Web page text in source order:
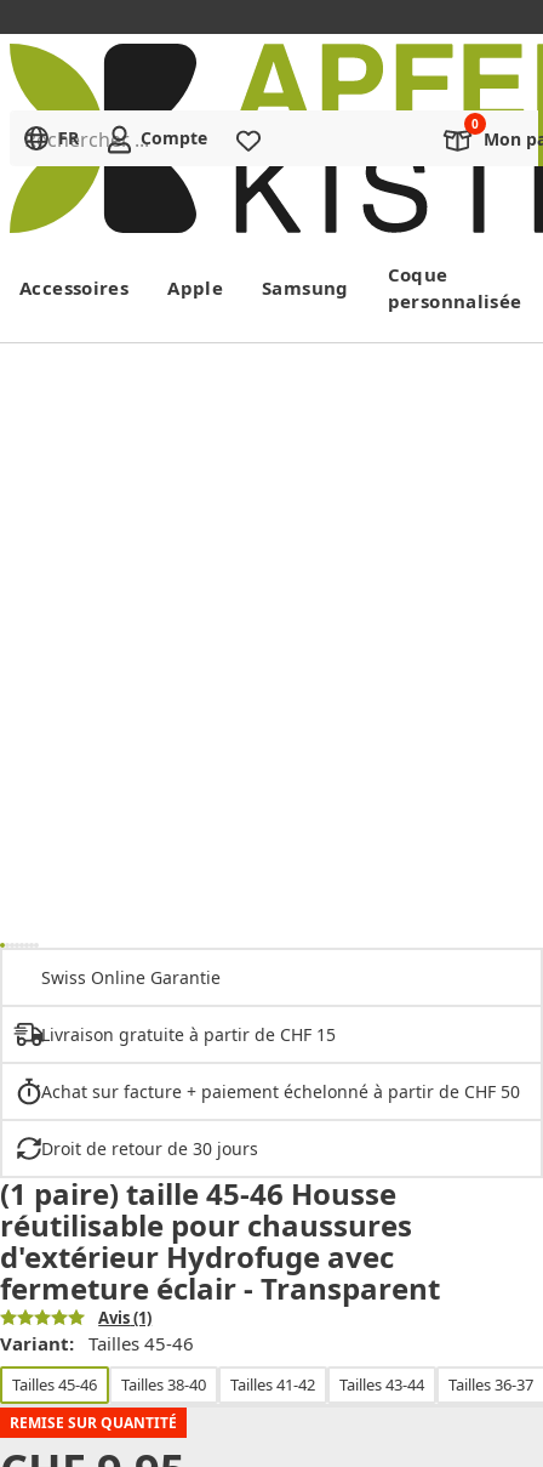
Menu
Rechercher ...
FR Compte Mon
Accessoires Apple Samsung
Coque
personnalisée
Swiss Online Garantie
Livraison gratuite à partir de CHF 15
Achat sur facture + paiement échelonné à partir de CHF 50
Droit de retour de 30 jours
(1 paire) taille 45-46 Housse
réutilisable pour chaussures
d'extérieur Hydrofuge avec
fermeture éclair - Transparent
Avis(1)
Variant: Tailles 45-46
Tailles 45-46 Tailles 38-40 Tailles 41-42 Tailles 43-44 Tailles 36-37
REMISE SUR QUANTITÉ